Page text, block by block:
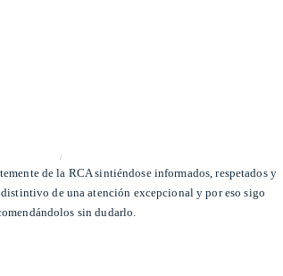
/
de la RCA sintiéndose informados, respetados y
distintivo de una atención excepcional y por eso sigo
sin dudarlo.